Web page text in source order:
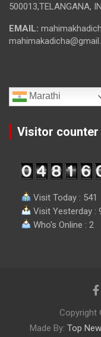
500013,TELANGANA,
EMAIL:
Marathi
Visitor counter
Visit Today : 541
Visit Yesterday :
Who's Online : 2
Copyright
Made By: Top